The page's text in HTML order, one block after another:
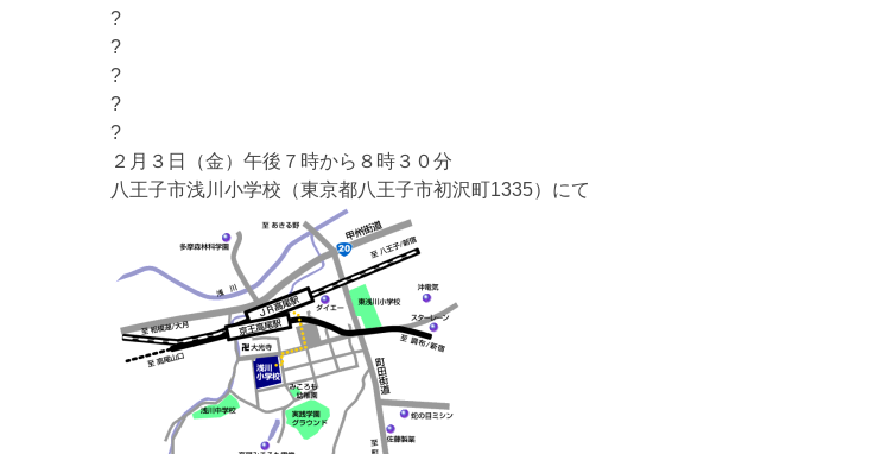
?
?
?
?
?
２月３日（金）午後７時から８時３０分
八王子市浅川小学校（東京都八王子市初沢町1335）にて